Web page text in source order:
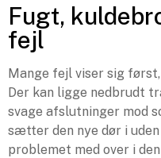
Fugt,
fejl
Mange fejl viser sig
Der kan ligge nedbrudt
svage afslutninger mod
sætter den nye dør i
problemet med over i